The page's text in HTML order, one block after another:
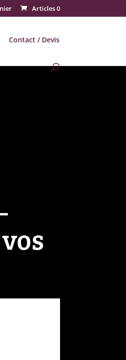
Articles 0
Contact / Devis